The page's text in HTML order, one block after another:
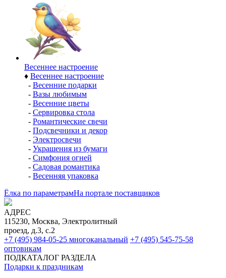
Весеннее настроение
♦ Весеннее настроение
- Весенние подарки
- Вазы любимым
- Весенние цветы
- Сервировка стола
- Романтические свечи
- Подсвечники и декор
- Электросвечи
- Украшения из бумаги
- Симфония огней
- Садовая романтика
- Весенняя упаковка
Ёлка по параметрамНа портале поставщиков
АДРЕС
115230, Москва, Электролитный
проезд, д.3, с.2
+7 (495) 984-05-25 многоканальный +7 (495) 545-75-58
оптовикам
ПОДКАТАЛОГ РАЗДЕЛА
Подарки к праздникам